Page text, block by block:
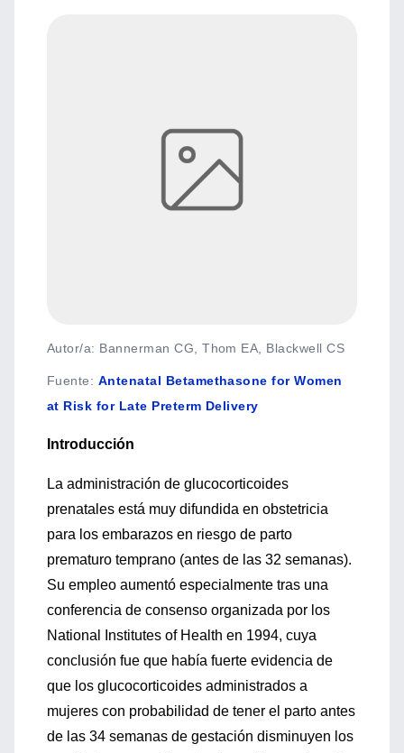
Autor/a: Bannerman CG, Thom EA, Blackwell CS
Fuente: Antenatal Betamethasone for Women
at Risk for Late Preterm Delivery
Introducción
La administración de glucocorticoides
prenatales está muy difundida en obstetricia
para los embarazos en riesgo de parto
prematuro temprano (antes de las 32 semanas).
Su empleo aumentó especialmente tras una
conferencia de consenso organizada por los
National Institutes of Health en 1994, cuya
conclusión fue que había fuerte evidencia de
que los glucocorticoides administrados a
mujeres con probabilidad de tener el parto antes
de las 34 semanas de gestación disminuyen los